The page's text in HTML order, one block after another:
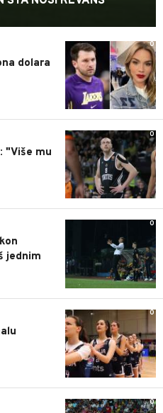
0
dolara
0
"Više mu
0
jednim
0
0